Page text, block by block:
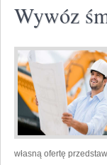
Wywóz
własną ofertę